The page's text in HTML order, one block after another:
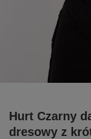
Hurt Czarny
dresowy z